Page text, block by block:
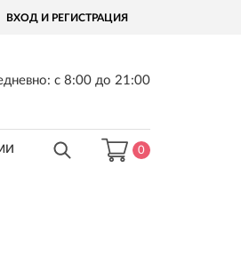
ВХОД И РЕГИСТРАЦИЯ
с 8:00 до 21:00
0